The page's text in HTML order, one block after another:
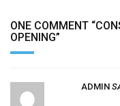
ONE COMMENT “
OPENING”
ADMIN